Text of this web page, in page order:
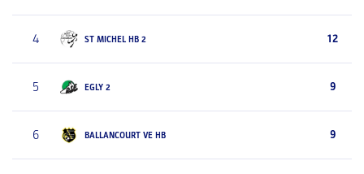
4 ST MICHEL HB 2 12
5 EGLY 2 9
6 BALLANCOURT VE HB 9